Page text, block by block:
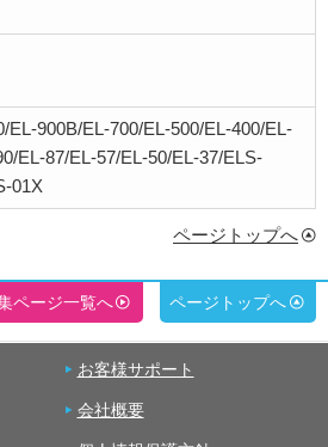
EL-900B/EL-700/EL-500/EL-400/EL-
EL-87/EL-57/EL-50/EL-37/ELS-
01X
ページトップへ
ページ一覧へ ページトップへ
お客様サポート
会社概要